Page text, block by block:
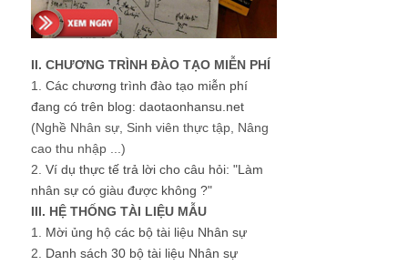
II. CHƯƠNG TRÌNH ĐÀO TẠO MIỄN PHÍ
1. Các chương trình đào tạo miễn phí
đang có trên blog: daotaonhansu.net
(Nghề Nhân sự, Sinh viên thực tập, Nâng
cao thu nhập ...)
2. Ví dụ thực tế trả lời cho câu hỏi: "Làm
nhân sự có giàu được không ?"
III. HỆ THỐNG TÀI LIỆU MẪU
1. Mời ủng hộ các bộ tài liệu Nhân sự
2. Danh sách 30 bộ tài liệu Nhân sự